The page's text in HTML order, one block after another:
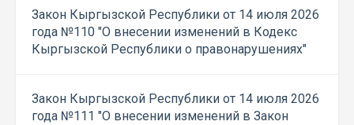
Закон Кыргызской Республики от 14 июля 2026
года №110 "О внесении изменений в Кодекс
Кыргызской Республики о правонарушениях"
Закон Кыргызской Республики от 14 июля 2026
года №111 "О внесении изменений в Закон